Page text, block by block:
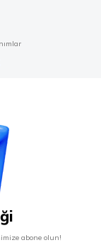
abone olun!